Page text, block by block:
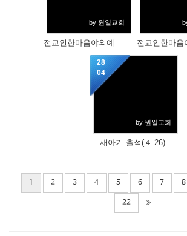
by 원일교회
전교인한마음야외예배(5.3)(2)
28
04
by 원일교회
새아기 출석(４.26)
1 2 3 4 5 6 7 8
22